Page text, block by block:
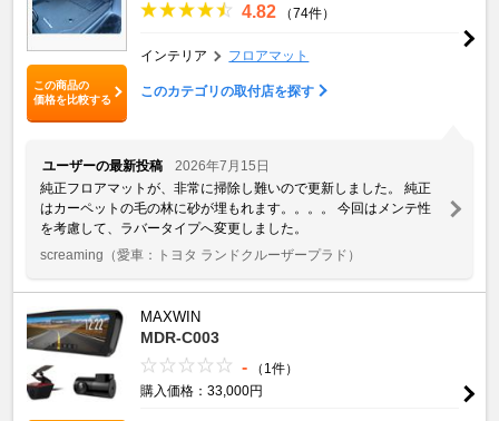
この商品の
価格を比較する
4.82 （74件）
インテリア フロアマット
このカテゴリの取付店を探す
ユーザーの最新投稿
2026年7月15日
純正フロアマットが、非常に掃除し難いので更新しました。 純正
はカーペットの毛の林に砂が埋もれます。。。。 今回はメンテ性
を考慮して、ラバータイプへ変更しました。
screaming （愛車：トヨタ ランドクルーザープラド）
MAXWIN
MDR-C003
-
（1件）
購入価格：33,000円